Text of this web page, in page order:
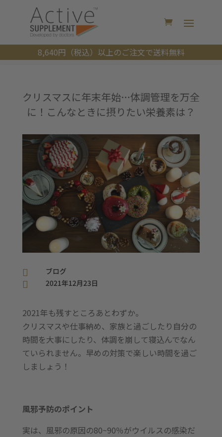
8,640円（税込）以上のご注文で送料無料
クリスマスに年末年始…体調管理を万全
に！こんなときに摂りたい栄養素は？
 ブログ
 2021年12月23日
2021年も残すところあとわずか。
クリスマスや仕事納め、家族と過ごしたり自分の
時間を大事にしたり、体調を崩して寝込んでなん
ていられません。早めの対策で楽しい時間を過ご
しましょう！
風邪予防のポイント
実は、風邪の原因の80~90％がウイルスの感染だ